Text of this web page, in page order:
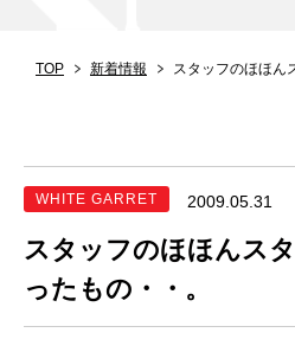
TOP 新着情報 スタッフのほほん
WHITE GARRET 2009.05.31
スタッフのほほんス
ったもの・・。